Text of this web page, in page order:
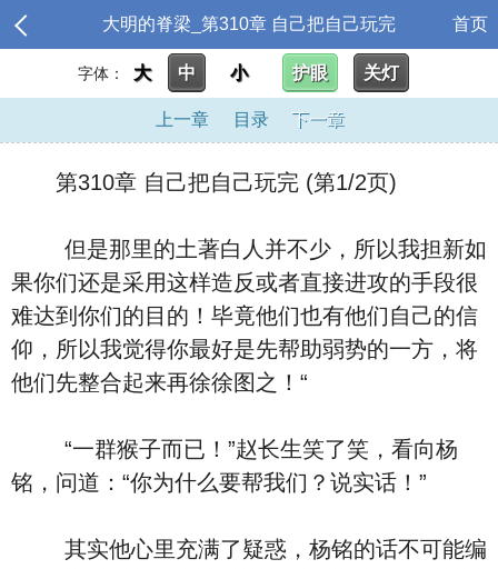
大明的脊梁_第310章 自己把自己玩完 首页
字体： 大 中 小 护眼 关灯
上一章 目录 下一章
第310章 自己把自己玩完 (第1/2页)
但是那里的土著白人并不少，所以我担新如
果你们还是采用这样造反或者直接进攻的手段很
难达到你们的目的！毕竟他们也有他们自己的信
仰，所以我觉得你最好是先帮助弱势的一方，将
他们先整合起来再徐徐图之！“
“一群猴子而已！”赵长生笑了笑，看向杨
铭，问道：“你为什么要帮我们？说实话！”
其实他心里充满了疑惑，杨铭的话不可能编